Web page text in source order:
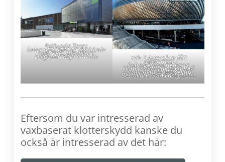
Frölunda Torgs
betongfasader är skyddade
med PAG. Beställare:
Diligentia Köpcentrum Tele 2 Arena har fått
utvändiga
betongkonstruktioner
klotterskyddade med PAG
permanent klotterskydd.
Beställare: SGA Fastigheter
Eftersom du var intresserad av
vaxbaserat klotterskydd kanske du
också är intresserad av det här: